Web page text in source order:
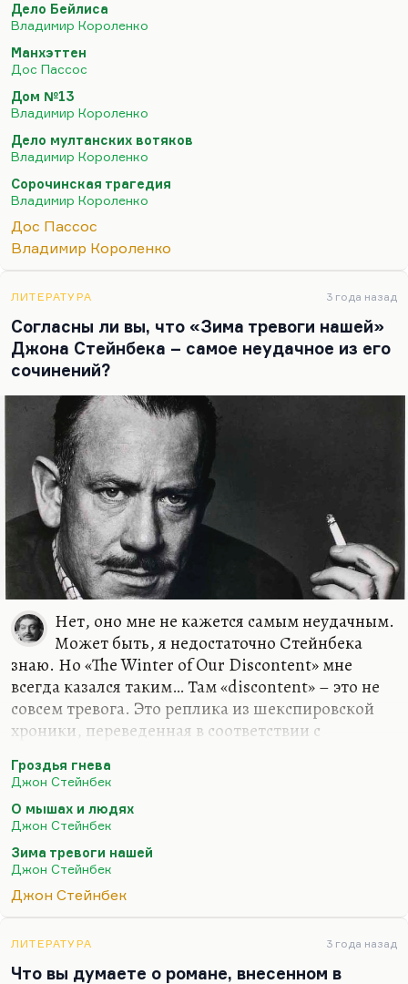
на Солженицына с его коллажной техникой, с его
документальным в ущерб художественному. Дос
Пассоса помнят не столько по текстам, по
«Манхэттене», сколько его помнят как создателя
метода. Да, наверное, так. Или как
путешественника в СССР, что тоже метод.
Но Дос Пассос не только не забыт, но в русле его
исканий развивается вся современная литература.
Правда, мы-то понимаем, что «новый
журнализм»…
Дело Бейлиса
Владимир Короленко
Манхэттен
Дос Пассос
Дом №13
Владимир Короленко
Дело мултанских вотяков
Владимир Короленко
Сорочинская трагедия
Владимир Короленко
Дос Пассос
Владимир Короленко
ЛИТЕРАТУРА 3 года назад
Согласны ли вы, что «Зима тревоги нашей»
Джона Стейнбека – самое неудачное из его
сочинений?
Нет, оно мне не кажется самым неудачным.
Может быть, я недостаточно Стейнбека
знаю. Но «The Winter of Our Discontent» мне
всегда казался таким… Там «discontent» – это не
совсем тревога. Это реплика из шекспировской
хроники, переведенная в соответствии с
неполнота, неудовлетворенность, недовольство,
незавершенность, и так далее. Нет, это совсем не
плохой роман, но я-то больше всего люблю,
допустим, «О мышах и людях» или
«Заблудившийся автобус, «Квартал Тортилья-
Флэт», то есть вещи более ранние. А больше
Стейнбека я люблю Стайрона, у них много
полезная книга, во всяком случае, я ее люблю
больше, чем…
Гроздья гнева
Джон Стейнбек
О мышах и людях
Джон Стейнбек
Зима тревоги нашей
Джон Стейнбек
Джон Стейнбек
ЛИТЕРАТУРА 3 года назад
Что вы думаете о романе, внесенном в